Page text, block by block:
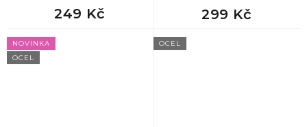
249 Kč 299 Kč
NOVINKA
OCEL
OCEL